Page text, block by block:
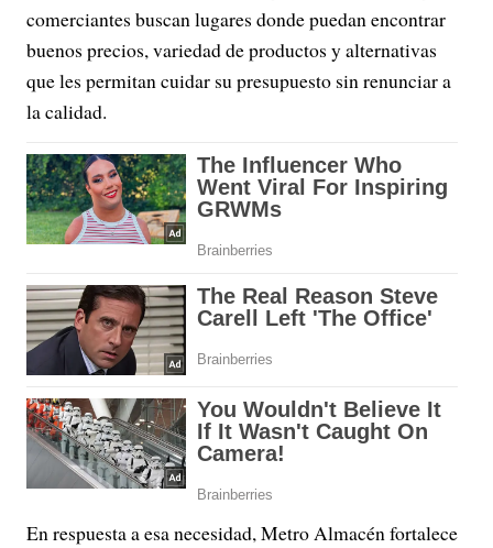
comerciantes buscan lugares donde puedan encontrar
buenos precios, variedad de productos y alternativas
que les permitan cuidar su presupuesto sin renunciar a
la calidad.
En respuesta a esa necesidad, Metro Almacén fortalece